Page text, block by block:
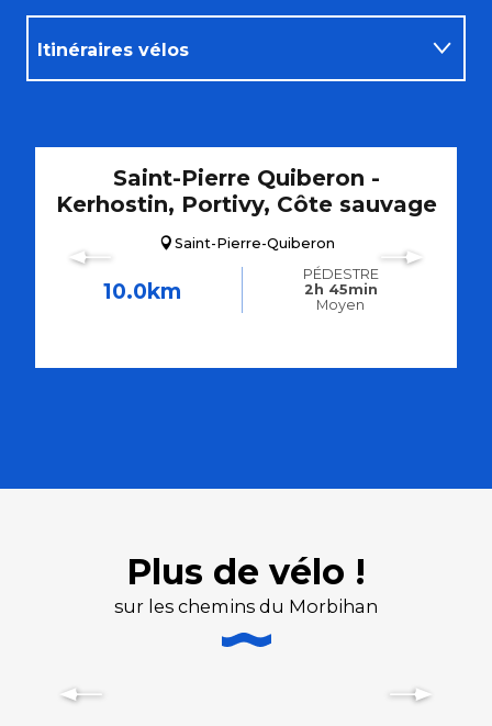
Itinéraires vélos
RestaurantsSaint-Pierre Quiberon -
Kerhostin, Portivy, Côte sauvage
Saint-Pierre-Quiberon
10.0km
PÉDESTRE
2h 45min
Moyen
Plus de vélo !
sur les chemins du Morbihan
Découvrir le Morbihan à vélo